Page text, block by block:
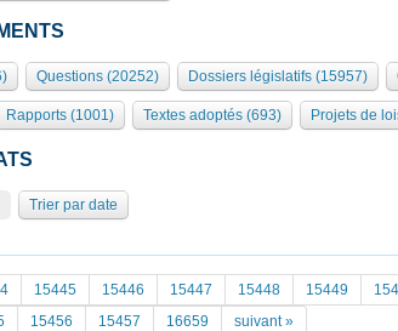
Questions (20252) Dossiers législatifs (15957)
Rapports (1001) Textes adoptés (693) Projets de
Trier par date
15445 15446 15447 15448 15449
15456 15457 16659 suivant »